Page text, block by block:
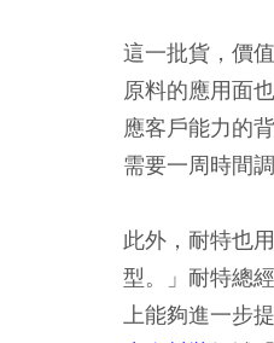
這一批貨，價
原料的應用面
應客戶能力的
需要一周時間
此外，耐特也
型。」耐特總
上能夠進一步